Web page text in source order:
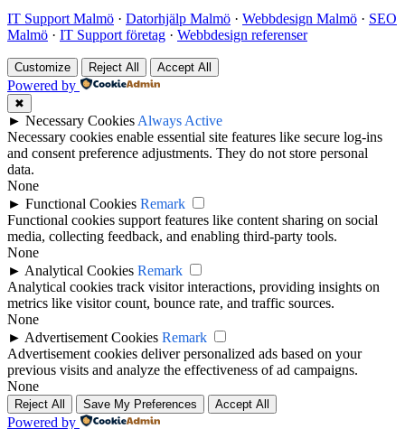
IT Support Malmö · Datorhjälp Malmö · Webbdesign Malmö · SEO
Malmö · IT Support företag · Webbdesign referenser
Customize Reject All Accept All
Powered by
✖
► Necessary Cookies Always Active
Necessary cookies enable essential site features like secure log-ins
and consent preference adjustments. They do not store personal
data.
None
► Functional Cookies Remark
Functional cookies support features like content sharing on social
media, collecting feedback, and enabling third-party tools.
None
► Analytical Cookies Remark
Analytical cookies track visitor interactions, providing insights on
metrics like visitor count, bounce rate, and traffic sources.
None
► Advertisement Cookies Remark
Advertisement cookies deliver personalized ads based on your
previous visits and analyze the effectiveness of ad campaigns.
None
Reject All Save My Preferences Accept All
Powered by